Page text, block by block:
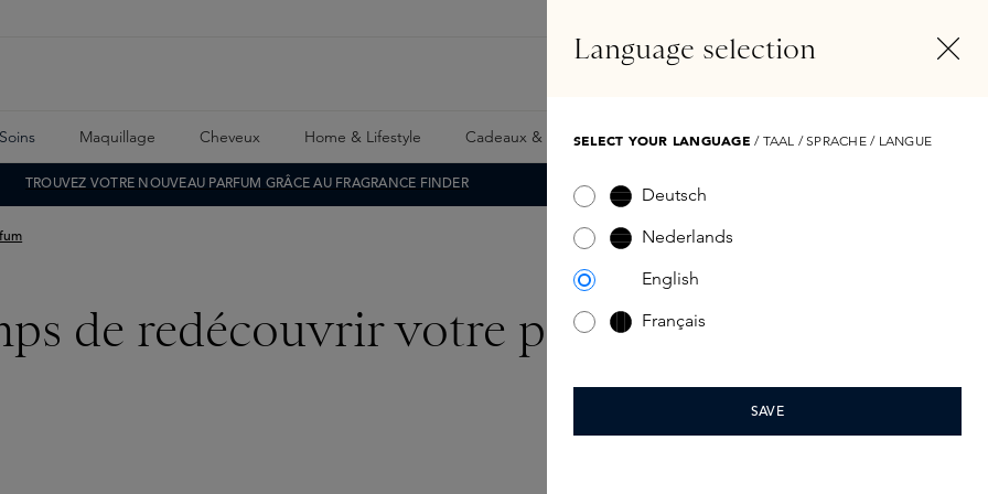
Soins Maquillage Cheveux Home & Lifestyle Cadeaux & Giftcards Samples Skins Exclusives Skins
TROUVEZ VOTRE NOUVEAU PARFUM GRÂCE AU FRAGRANCE FINDER
de redécouvrir votre parfum
Language selection
SELECT YOUR LANGUAGE / TAAL / SPRACHE / LANGUE
Deutsch
Nederlands
English
Français
SAVE